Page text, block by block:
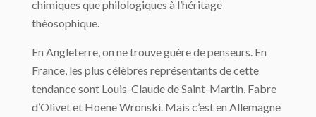
chimiques que philologiques à l’héritage
théosophique.
En Angleterre, on ne trouve guère de penseurs. En
France, les plus célèbres représen­tants de cette
tendance sont Louis-Claude de Saint-Martin, Fabre
d’Olivet et Hoene Wronski. Mais c’est en Allemagne